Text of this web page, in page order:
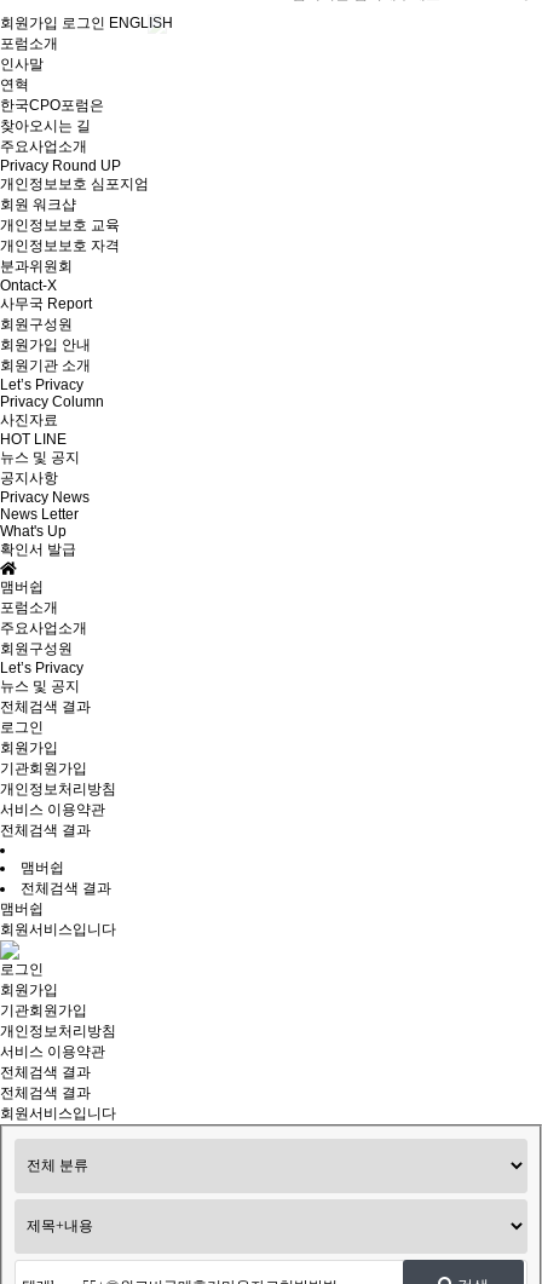
회원가입 로그인 ENGLISH
포럼소개
인사말
연혁
한국CPO포럼은
찾아오시는 길
주요사업소개
Privacy Round UP
개인정보보호 심포지엄
회원 워크샵
개인정보보호 교육
개인정보보호 자격
분과위원회
Ontact-X
사무국 Report
회원구성원
회원가입 안내
회원기관 소개
Let’s Privacy
Privacy Column
사진자료
HOT LINE
뉴스 및 공지
공지사항
Privacy News
News Letter
What's Up
확인서 발급
맴버쉽
포럼소개
주요사업소개
회원구성원
Let’s Privacy
뉴스 및 공지
전체검색 결과
로그인
회원가입
기관회원가입
개인정보처리방침
서비스 이용약관
전체검색 결과
맴버쉽
전체검색 결과
맴버쉽
회원서비스입니다
로그인
회원가입
기관회원가입
개인정보처리방침
서비스 이용약관
전체검색 결과
전체검색 결과
회원서비스입니다